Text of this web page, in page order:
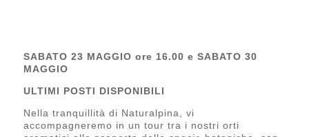
SABATO 23 MAGGIO ore 16.00 e SABATO 30
MAGGIO
ULTIMI POSTI DISPONIBILI
Nella tranquillità di Naturalpina, vi
accompagneremo in un tour tra i nostri orti